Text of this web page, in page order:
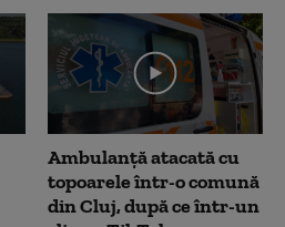
Ambulanţă atacată cu
topoarele într-o comună
din Cluj, după ce într-un